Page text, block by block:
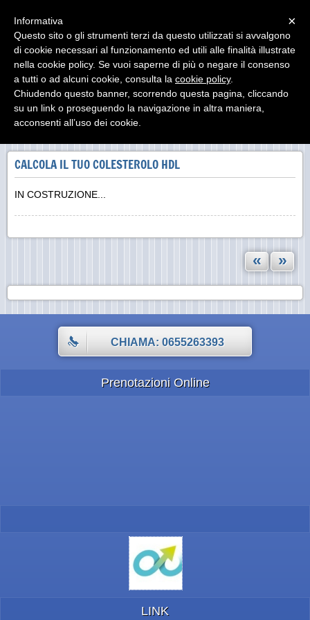
INDIETRO
CALCOLA IL TUO COLESTEROLO HDL
IN COSTRUZIONE...
« »
CHIAMA: 0655263393
Prenotazioni Online
LINK
×
Informativa
Questo sito o gli strumenti terzi da questo utilizzati si avvalgono
di cookie necessari al funzionamento ed utili alle finalità illustrate
nella cookie policy. Se vuoi saperne di più o negare il consenso
a tutti o ad alcuni cookie, consulta la cookie policy.
Chiudendo questo banner, scorrendo questa pagina, cliccando
su un link o proseguendo la navigazione in altra maniera,
acconsenti all’uso dei cookie.